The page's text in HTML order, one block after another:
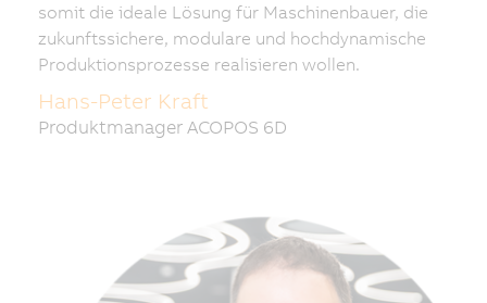
somit die ideale Lösung für Maschinenbauer, die
zukunftssichere, modulare und hochdynamische
Produktionsprozesse realisieren wollen.
Hans-Peter Kraft
Produktmanager ACOPOS 6D